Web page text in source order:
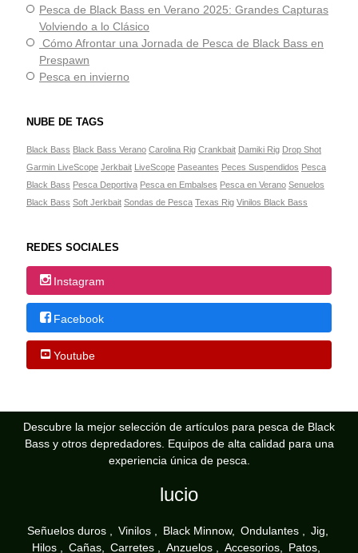
Pesca de Black Bass en Verano 2025: Grandes Capturas
Volviendo a lo Clásico
Cómo Afrontar una Jornada de Pesca de Black Bass en
Prespawn
Pesca en invierno
NUBE DE TAGS
Black Bass Black Bass Verano Carolina Rig Crankbait Damiki Rig Drop Shot
Garmin LiveScope Jerkbait LiveScope Paseantes Peces Suspendidos Pesca
Black Bass Pesca Deportiva Pesca en Embalses Pesca en Verano Senuelos
Black Bass Soft Jerkbait Sondas de Pesca Texas Rig Vinilos Black Bass
REDES SOCIALES
Instagram
Facebook
Youtube
Descubre la mejor selección de artículos para pesca de Black
Bass y otros depredadores. Equipos de alta calidad para una
experiencia única de pesca.
lucio
Señuelos duros Vinilos Black Minnow Ondulantes
Jig
Hilos
Cañas Carretes Anzuelos Accesorios Patos